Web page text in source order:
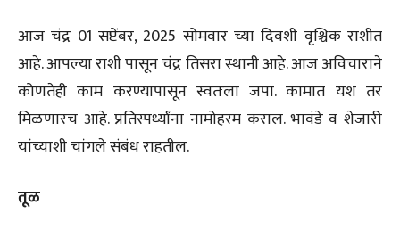
आज चंद्र 01 सप्टेंबर, 2025 सोमवार च्या दिवशी वृश्चिक राशीत
आहे. आपल्या राशी पासून चंद्र तिसरा स्थानी आहे. आज अविचाराने
कोणतेही काम करण्यापासून स्वतःला जपा. कामात यश तर
मिळणारच आहे. प्रतिस्पर्ध्यांना नामोहरम कराल. भावंडे व शेजारी
यांच्याशी चांगले संबंध राहतील.
तूळ